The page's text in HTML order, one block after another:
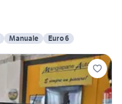
Manuale Euro 6